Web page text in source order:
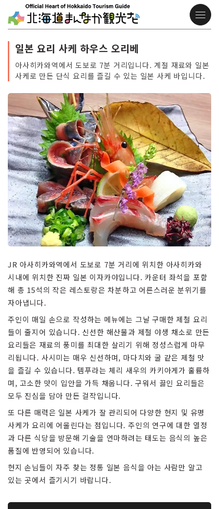
일본 요리 사케 하우스 오리베
아사히카와역에서 도보로 7분 거리입니다. 계절 재료와 일본
사케로 만든 단식 요리를 즐길 수 있는 일본 사케 바입니다.
JR 아사히카와역에서 도보로 7분 거리에 위치한 아사히카와
시내에 위치한 진짜 일본 이자카야입니다. 카운터 좌석을 포함
해 총 15석의 작은 레스토랑은 차분하고 어른스러운 분위기를
자아냅니다.
주인이 매일 손으로 작성하는 메뉴에는 그날 구매한 제철 요리
들이 줄지어 있습니다. 신선한 해산물과 제철 야생 채소로 만든
요리들은 재료의 풍미를 최대한 살리기 위해 정성스럽게 마무
리됩니다. 사시미는 매우 신선하며, 마다치와 굴 같은 제철 맛
을 즐길 수 있습니다. 템푸라는 체리 새우의 카키아게가 훌륭하
며, 고소한 맛이 입안을 가득 채웁니다. 구워서 끓인 요리들은
모두 진심을 담아 만든 걸작입니다.
또 다른 매력은 일본 사케가 잘 관리되어 다양한 현지 및 유명
사케가 요리에 어울린다는 점입니다. 주인의 연구에 대한 열정
과 다른 식당을 방문해 기술을 연마하려는 태도는 음식의 높은
품질에 반영되어 있습니다.
현지 손님들이 자주 찾는 정통 일본 음식을 아는 사람만 알고
있는 곳에서 즐기시기 바랍니다.